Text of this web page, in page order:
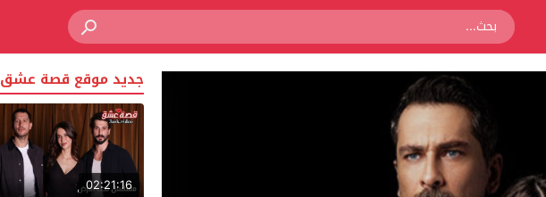
جديد موقع قصة عشق
02:21:16